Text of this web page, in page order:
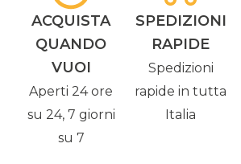
ACQUISTA
QUANDO
VUOI
Aperti 24 ore
su 24, 7 giorni
su 7
SPEDIZIONI
RAPIDE
Spedizioni
rapide in tutta
Italia